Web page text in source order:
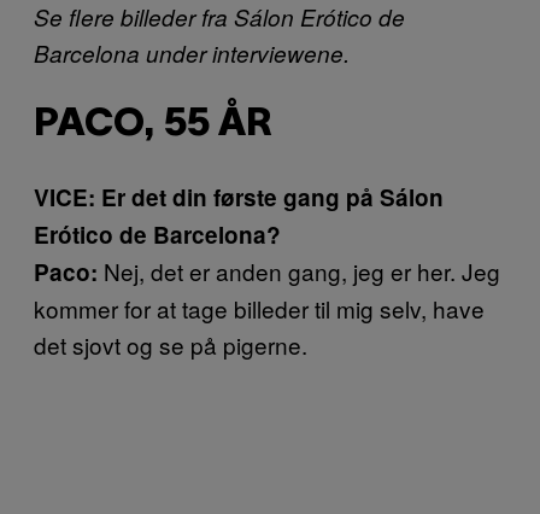
Se flere billeder fra Sálon Erótico de
Barcelona under interviewene.
PACO, 55 ÅR
VICE: Er det din første gang på Sálon
Erótico de Barcelona?
Paco: Nej, det er anden gang, jeg er her. Jeg
kommer for at tage billeder til mig selv, have
det sjovt og se på pigerne.